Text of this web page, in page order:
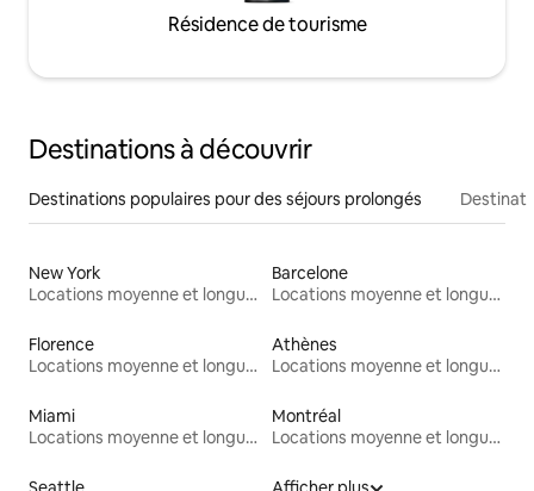
Résidence de tourisme
Destinations à découvrir
Destinations populaires pour des séjours prolongés
New York
Locations moyenne et longue durée
Barcelone
Locations moyenne et longue durée
Florence
Locations moyenne et longue durée
Athènes
Locations moyenne et longue durée
Miami
Locations moyenne et longue durée
Montréal
Locations moyenne et longue durée